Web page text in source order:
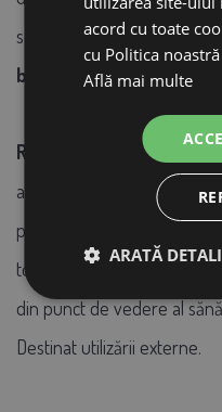
scrumieră.Cantitatea
bucata
de pasare, in
Recomandare:
Dupa
aplicare dupa 7-10 zile.
produsului, recomandăm
toate acestea, inhalarea o
din punct de vedere al
Destinat utilizării externe.
acord cu toate
cu Politica
Află mai multe
ARATĂ